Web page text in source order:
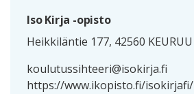
Iso Kirja -opisto
Heikkiläntie 177, 42560 KEURUU
koulutussihteeri@isokirja.fi
https://www.ikopisto.fi/isokirjafi/